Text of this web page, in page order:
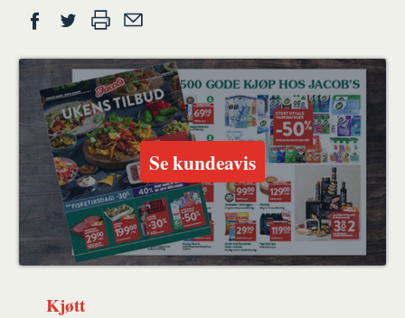
Del
på
Facebook
på
Twitter
ut en
venn
Se kundeavis
Kjøtt